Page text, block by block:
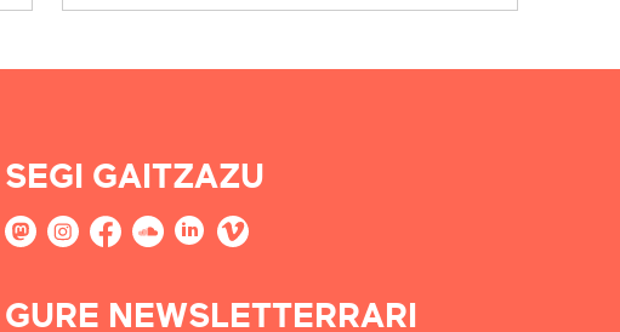
SEGI GAITZAZU
GURE NEWSLETTERRARI